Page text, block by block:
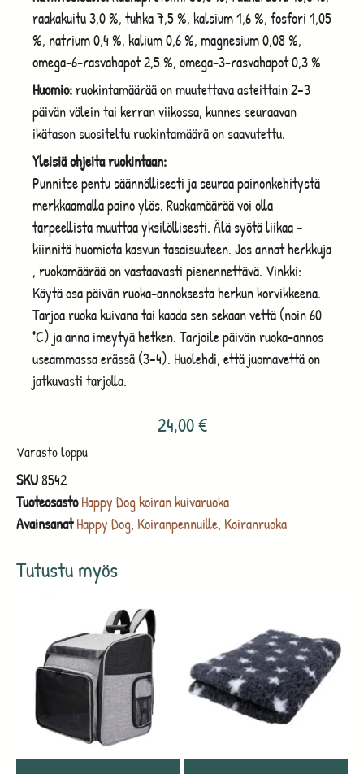
Tutustu myös
raakakuitu 3,0 %, tuhka 7,5 %, kalsium 1,6 %, fosfori 1,05
%, natrium 0,4 %, kalium 0,6 %, magnesium 0,08 %,
omega-6-rasvahapot 2,5 %, omega-3-rasvahapot 0,3 %
Huomio: ruokintamäärää on muutettava asteittain 2–3
päivän välein tai kerran viikossa, kunnes seuraavan
ikätason suositeltu ruokintamäärä on saavutettu.
Yleisiä ohjeita ruokintaan:
Punnitse pentu säännöllisesti ja seuraa painonkehitystä
merkkaamalla paino ylös. Ruokamäärää voi olla
tarpeellista muuttaa yksilöllisesti. Älä syötä liikaa –
kiinnitä huomiota kasvun tasaisuuteen. Jos annat herkkuja
, ruokamäärää on vastaavasti pienennettävä. Vinkki:
Käytä osa päivän ruoka-annoksesta herkun korvikkeena.
Tarjoa ruoka kuivana tai kaada sen sekaan vettä (noin 60
°C) ja anna imeytyä hetken. Tarjoile päivän ruoka-annos
useammassa erässä (3–4). Huolehdi, että juomavettä on
jatkuvasti tarjolla.
24,00€
Varasto loppu
SKU8542
Tuoteosasto Happy Dog koiran kuivaruoka
Avainsanat Happy Dog, Koiranpennuille, Koiranruoka